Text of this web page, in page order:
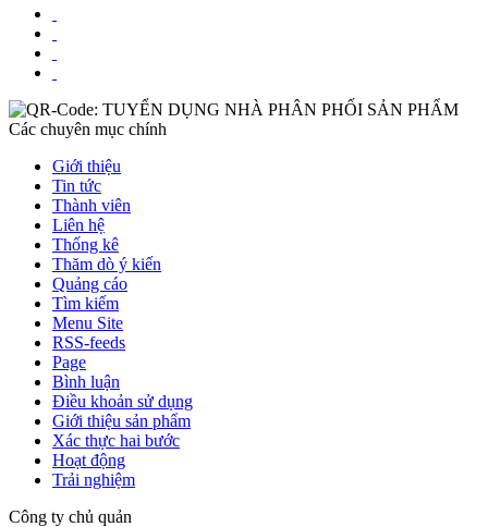
Các chuyên mục chính
Giới thiệu
Tin tức
Thành viên
Liên hệ
Thống kê
Thăm dò ý kiến
Quảng cáo
Tìm kiếm
Menu Site
RSS-feeds
Page
Bình luận
Điều khoản sử dụng
Giới thiệu sản phẩm
Xác thực hai bước
Hoạt động
Trải nghiệm
Công ty chủ quản